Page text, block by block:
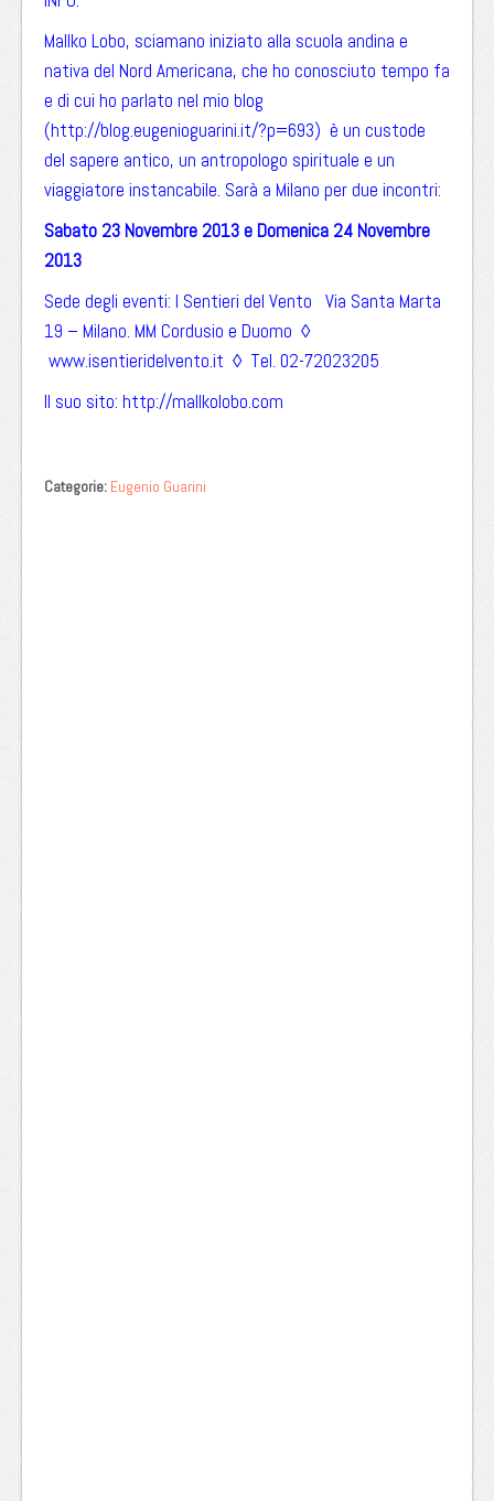
Mallko Lobo, sciamano iniziato alla scuola andina e
nativa del Nord Americana, che ho conosciuto tempo fa
e di cui ho parlato nel mio blog
(http://blog.eugenioguarini.it/?p=693) è un custode
del sapere antico, un antropologo spirituale e un
viaggiatore instancabile. Sarà a Milano per due incontri:
Sabato 23 Novembre 2013 eDomenica 24 Novembre
2013
Sede degli eventi: I Sentieri del Vento Via Santa Marta
19 – Milano. MM Cordusio e Duomo ◊
www.isentieridelvento.it ◊ Tel. 02-72023205
Il suo sito: http://mallkolobo.com
Categorie: Eugenio Guarini